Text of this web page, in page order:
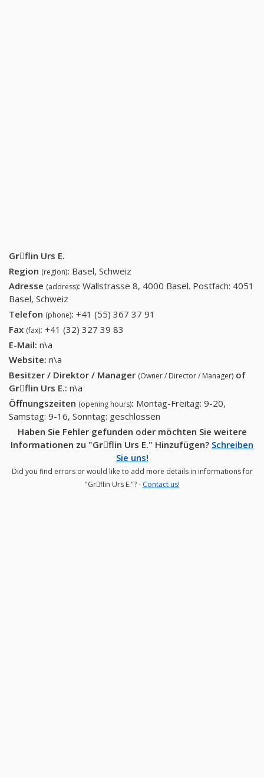
Grِflin Urs E.
Region (region): Basel, Schweiz
Adresse (address): Wallstrasse 8, 4000 Basel. Postfach: 4051
Basel, Schweiz
Telefon (phone): +41 (55) 367 37 91
Fax (fax): +41 (32) 327 39 83
E-Mail: n\a
Website: n\a
Besitzer / Direktor / Manager (Owner / Director / Manager) of
Grِflin Urs E.: n\a
Öffnungszeiten (opening hours): Montag-Freitag: 9-20,
Samstag: 9-16, Sonntag: geschlossen
Haben Sie Fehler gefunden oder möchten Sie weitere
Informationen zu "Grِflin Urs E." Hinzufügen? Schreiben
Sie uns!
Did you find errors or would like to add more details in informations for
"Grِflin Urs E."? - Contact us!